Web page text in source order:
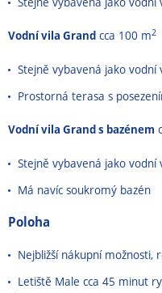
Vodní vila Grand cca 100 m2
Stejně vybavená jako
Prostorná terasa s
Vodní vila Grand s bazénem
Stejně vybavená jako
Má navíc soukromý bazén
Poloha
Nejbližší nákupní
Letiště Male cca 45 minut